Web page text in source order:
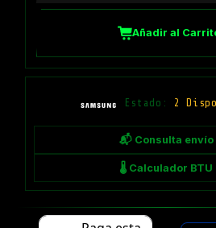
Añadir al
Estado: 2
📬 Consulta envío
🌡 Calculador BTU